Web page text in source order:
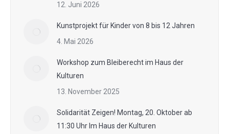
12. Juni 2026
Kunstprojekt für Kinder von 8 bis 12 Jahren
4. Mai 2026
Workshop zum Bleiberecht im Haus der
Kulturen
13. November 2025
Solidarität Zeigen! Montag, 20. Oktober ab
11:30 Uhr Im Haus der Kulturen